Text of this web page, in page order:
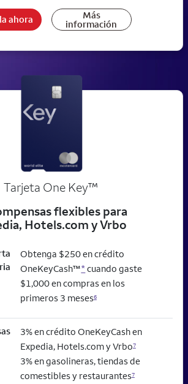
ahora Más
información
Tarjeta One Keytrademark
™
flexibles para
Hotels.com y Vrbo
Obtenga $250 en crédito
OneKeyCash™* cuando gaste
$1,000 en compras en los
primeros 3 meses6
3% en crédito OneKeyCash en
Expedia, Hotels.com y Vrbo7
3% en gasolineras, tiendas de
comestibles y restaurantes7